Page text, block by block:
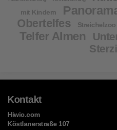
mit Kindern
Obertelfes Streichelzoo
Telfer Almen
Kontakt
Hiwio.com
Köstlanerstraße 107